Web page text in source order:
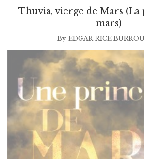
Thuvia, vierge de Mars (La
mars)
de
à
By EDGAR RICE